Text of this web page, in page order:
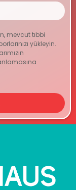
mevcut tıbbi
yükleyin.